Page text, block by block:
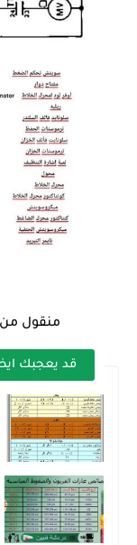
منقول
قد يعجبك